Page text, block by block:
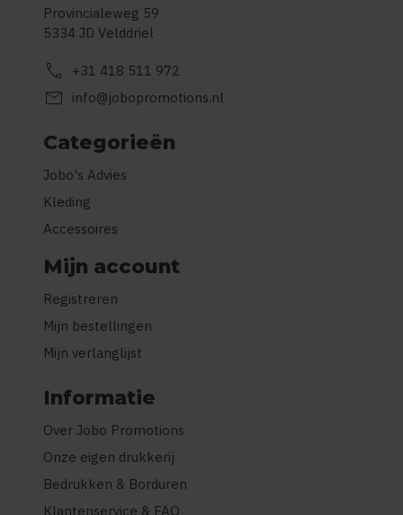
Provincialeweg 59
5334 JD Velddriel
call +31 418 511 972
mail info@jobopromotions.nl
Categorieën
Jobo's Advies
Kleding
Accessoires
Mijn account
Registreren
Mijn bestellingen
Mijn verlanglijst
Informatie
Over Jobo Promotions
Onze eigen drukkerij
Bedrukken & Borduren
Klantenservice & FAQ